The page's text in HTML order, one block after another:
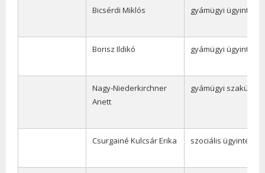
Bicsérdi Miklós gyámügyi ügyintéző
Borisz Ildikó gyámügyi ügyintéző
Nagy-Niederkirchner
Anett
gyámügyi
Csurgainé Kulcsár Erika szociális ügyintéző